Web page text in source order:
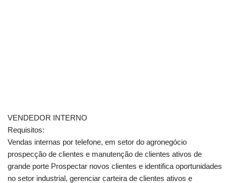
VENDEDOR INTERNO
Requisitos:
Vendas internas por telefone, em setor do agronegócio
prospecção de clientes e manutenção de clientes ativos de
grande porte Prospectar novos clientes e identifica oportunidades
no setor industrial, gerenciar carteira de clientes ativos e